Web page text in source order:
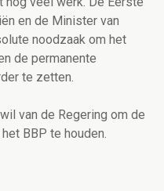
en de Minister van
noodzaak om het
de permanente
te zetten.
van de Regering om de
BBP te houden.